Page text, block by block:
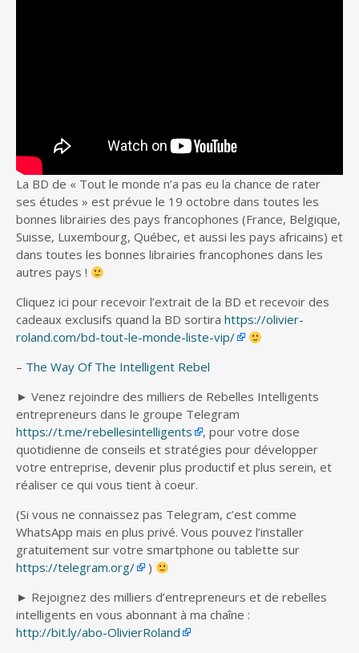
La BD de « Tout le monde n’a pas eu la chance de rater
ses études » est prévue le 19 octobre dans toutes les
bonnes librairies des pays francophones (France, Belgique,
Suisse, Luxembourg, Québec, et aussi les pays africains) et
dans toutes les bonnes librairies francophones dans les
autres pays !
Cliquez ici pour recevoir l’extrait de la BD et recevoir des
cadeaux exclusifs quand la BD sortira https://olivier-
roland.com/bd-tout-le-monde-liste-vip/
– The Way Of The Intelligent Rebel
► Venez rejoindre des milliers de Rebelles Intelligents
entrepreneurs dans le groupe Telegram
https://t.me/rebellesintelligents
, pour votre dose
quotidienne de conseils et stratégies pour développer
votre entreprise, devenir plus productif et plus serein, et
réaliser ce qui vous tient à coeur.
(Si vous ne connaissez pas Telegram, c’est comme
WhatsApp mais en plus privé. Vous pouvez l’installer
gratuitement sur votre smartphone ou tablette sur
https://telegram.org/
)
► Rejoignez des milliers d’entrepreneurs et de rebelles
intelligents en vous abonnant à ma chaîne :
http://bit.ly/abo-OlivierRoland